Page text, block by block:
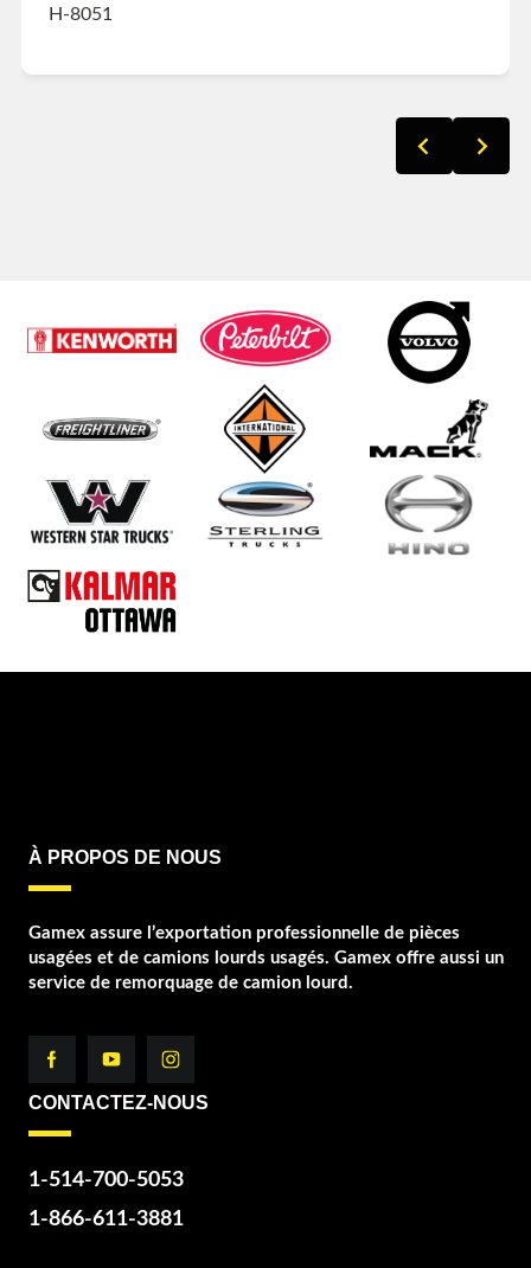
H-8051
À PROPOS DE NOUS
Gamex assure l’exportation professionnelle de pièces
usagées et de camions lourds usagés. Gamex offre aussi un
service de remorquage de camion lourd.
CONTACTEZ-NOUS
1-514-700-5053
1-866-611-3881